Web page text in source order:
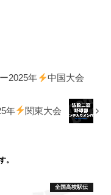
2025年 中国大会
年 関東大会
。
全国高校駅伝